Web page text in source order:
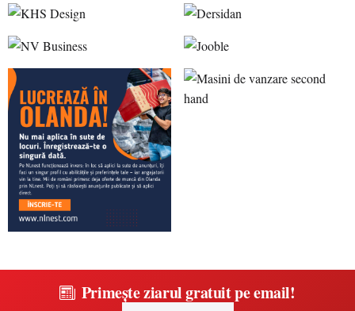
Primește ziarul gratuit pe email!